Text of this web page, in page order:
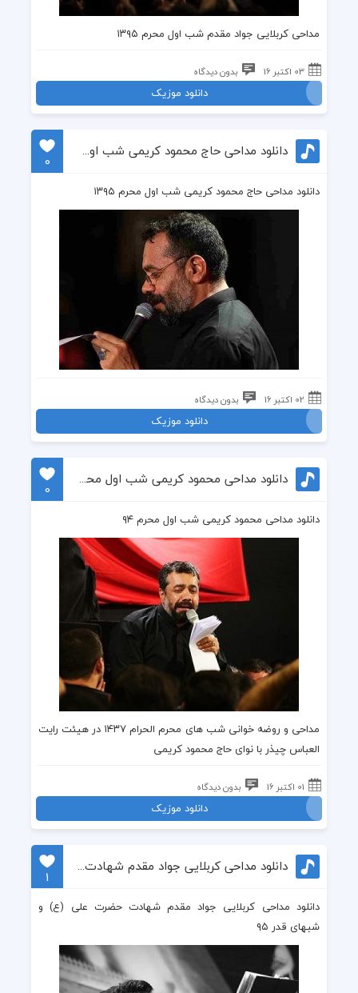
مداحی کربلایی جواد مقدم شب اول محرم ۱۳۹۵
03 اکتبر 16 بدون دیدگاه
دانلود موزیک
دانلود مداحی حاج محمود کریمی شب اول محرم ۱۳۹۵
0
دانلود مداحی حاج محمود کریمی شب اول محرم ۱۳۹۵
02 اکتبر 16 بدون دیدگاه
دانلود موزیک
دانلود مداحی محمود کریمی شب اول محرم ۹۴
0
دانلود مداحی محمود کریمی شب اول محرم ۹۴
مداحی و روضه خوانیشب های محرمالحرام ۱۴۳۷ در
هیئت رایت
العباس چیذر با نوایحاج محمود کریمی
01 اکتبر 16 بدون دیدگاه
دانلود موزیک
دانلود مداحی کربلایی جواد مقدم شهادت حضرت علی (ع) و شبهای قدر ۹۵
1
دانلود مداحی کربلایی جواد مقدم شهادت حضرت علی (ع) و
شبهای قدر ۹۵